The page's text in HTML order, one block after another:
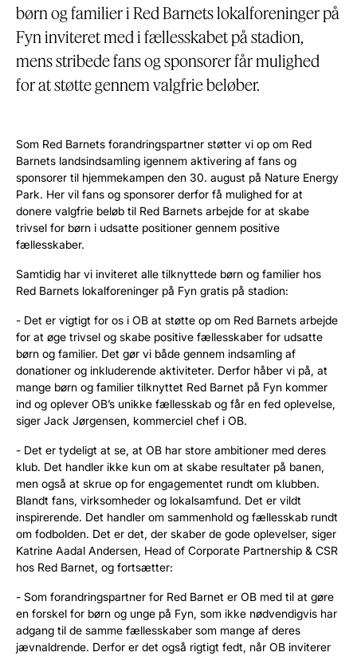
børn og familier i Red Barnets lokalforeninger på
Fyn inviteret med i fællesskabet på stadion,
mens stribede fans og sponsorer får mulighed
for at støtte gennem valgfrie beløber.
Som Red Barnets forandringspartner støtter vi op om Red
Barnets landsindsamling igennem aktivering af fans og
sponsorer til hjemmekampen den 30. august på Nature Energy
Park. Her vil fans og sponsorer derfor få mulighed for at
donere valgfrie beløb til Red Barnets arbejde for at skabe
trivsel for børn i udsatte positioner gennem positive
fællesskaber.
Samtidig har vi inviteret alle tilknyttede børn og familier hos
Red Barnets lokalforeninger på Fyn gratis på stadion:
- Det er vigtigt for os i OB at støtte op om Red Barnets arbejde
for at øge trivsel og skabe positive fællesskaber for udsatte
børn og familier. Det gør vi både gennem indsamling af
donationer og inkluderende aktiviteter. Derfor håber vi på, at
mange børn og familier tilknyttet Red Barnet på Fyn kommer
ind og oplever OB’s unikke fællesskab og får en fed oplevelse,
siger Jack Jørgensen, kommerciel chef i OB.
- Det er tydeligt at se, at OB har store ambitioner med deres
klub. Det handler ikke kun om at skabe resultater på banen,
men også at skrue op for engagementet rundt om klubben.
Blandt fans, virksomheder og lokalsamfund. Det er vildt
inspirerende. Det handler om sammenhold og fællesskab rundt
om fodbolden. Det er det, der skaber de gode oplevelser, siger
Katrine Aadal Andersen, Head of Corporate Partnership & CSR
hos Red Barnet, og fortsætter:
- Som forandringspartner for Red Barnet er OB med til at gøre
en forskel for børn og unge på Fyn, som ikke nødvendigvis har
adgang til de samme fællesskaber som mange af deres
jævnaldrende. Derfor er det også rigtigt fedt, når OB inviterer